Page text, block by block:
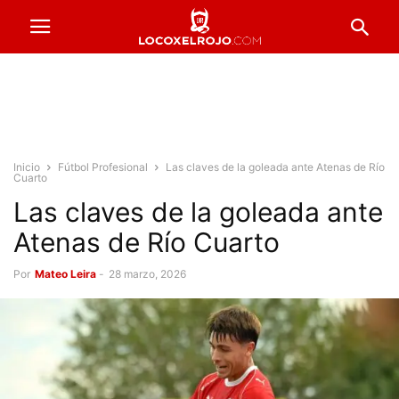
Inicio Fútbol Profesional
Las claves de la goleada ante Atenas de Río
Cuarto
Las claves de la goleada ante
Atenas de Río Cuarto
Por Mateo Leira - 28 marzo, 2026